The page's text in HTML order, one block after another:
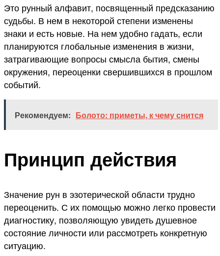
Это рунный алфавит, посвященный предсказанию
судьбы. В нем в некоторой степени изменены
знаки и есть новые. На нем удобно гадать, если
планируются глобальные изменения в жизни,
затрагивающие вопросы смысла бытия, смены
окружения, переоценки свершившихся в прошлом
событий.
Рекомендуем: Болото: приметы, к чему снится
Принцип действия
Значение рун в эзотерической области трудно
переоценить. С их помощью можно легко провести
диагностику, позволяющую увидеть душевное
состояние личности или рассмотреть конкретную
ситуацию.